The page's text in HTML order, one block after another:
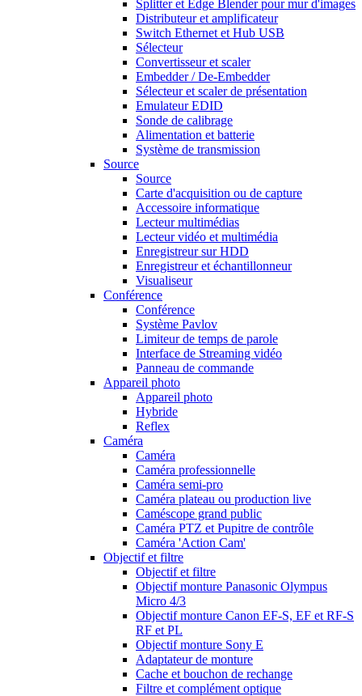
Splitter et Edge Blender pour mur d'images
Distributeur et amplificateur
Switch Ethernet et Hub USB
Sélecteur
Convertisseur et scaler
Embedder / De-Embedder
Sélecteur et scaler de présentation
Emulateur EDID
Sonde de calibrage
Alimentation et batterie
Système de transmission
Source
Source
Carte d'acquisition ou de capture
Accessoire informatique
Lecteur multimédias
Lecteur vidéo et multimédia
Enregistreur sur HDD
Enregistreur et échantillonneur
Visualiseur
Conférence
Conférence
Système Pavlov
Limiteur de temps de parole
Interface de Streaming vidéo
Panneau de commande
Appareil photo
Appareil photo
Hybride
Reflex
Caméra
Caméra
Caméra professionnelle
Caméra semi-pro
Caméra plateau ou production live
Caméscope grand public
Caméra PTZ et Pupitre de contrôle
Caméra 'Action Cam'
Objectif et filtre
Objectif et filtre
Objectif monture Panasonic Olympus
Micro 4/3
Objectif monture Canon EF-S, EF et RF-S
RF et PL
Objectif monture Sony E
Adaptateur de monture
Cache et bouchon de rechange
Filtre et complément optique